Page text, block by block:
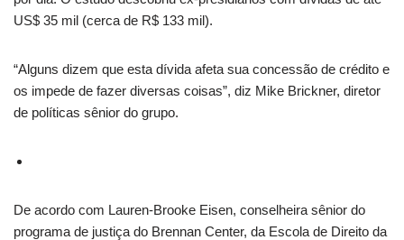
US$ 35 mil (cerca de R$ 133 mil).
“Alguns dizem que esta dívida afeta sua concessão de crédito e
os impede de fazer diversas coisas”, diz Mike Brickner, diretor
de políticas sênior do grupo.
De acordo com Lauren-Brooke Eisen, conselheira sênior do
programa de justiça do Brennan Center, da Escola de Direito da